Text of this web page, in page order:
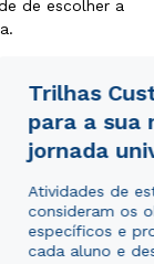
de escolher a
Trilhas
para a sua
jornada
Atividades de
consideram os
específicos e
cada aluno e